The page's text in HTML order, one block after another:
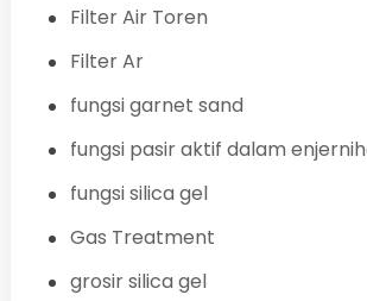
Filter Air Toren
Filter Ar
fungsi garnet sand
fungsi pasir aktif dalam
fungsi silica gel
Gas Treatment
grosir silica gel